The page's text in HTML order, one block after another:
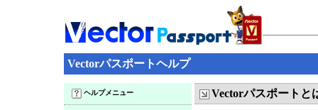
Vectorパスポートヘルプ
ヘルプメニュー Vectorパスポートと